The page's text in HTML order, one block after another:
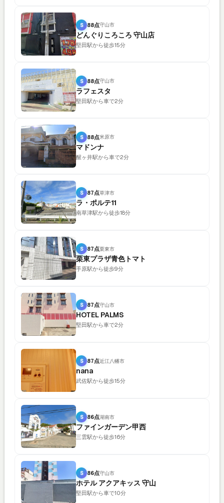
S 88点守山市
どんぐりころころ 守山店
堅田駅から徒歩15分
S 88点守山市
ラフェスタ
堅田駅から車で2分
S 88点米原市
マドンナ
醒ヶ井駅から車で2分
S 87点草津市
ラ・ポルテ11
南草津駅から徒歩18分
S 87点栗東市
栗東プラザ青色トマト
手原駅から徒歩9分
S 87点守山市
HOTEL PALMS
堅田駅から車で2分
S 87点近江八幡市
nana
武佐駅から徒歩15分
S 86点湖南市
ファインガーデン甲西
三雲駅から徒歩16分
S 86点守山市
ホテル アクアキッス 守山
堅田駅から車で10分